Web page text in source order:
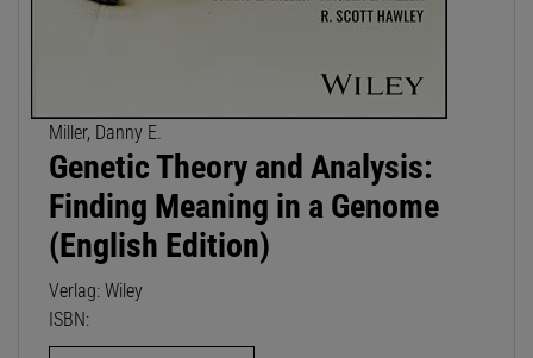
Miller, Danny E.
Genetic Theory and Analysis:
Finding Meaning in a Genome
(English Edition)
Verlag: Wiley
ISBN: